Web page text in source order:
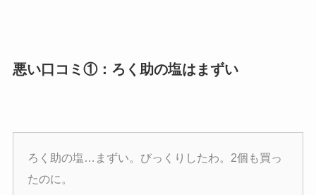
悪い口コミ①：ろく助の塩はまずい
ろく助の塩…まずい。びっくりしたわ。2個も買っ
たのに。